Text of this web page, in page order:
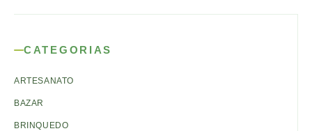
CATEGORIAS
ARTESANATO
BAZAR
BRINQUEDO